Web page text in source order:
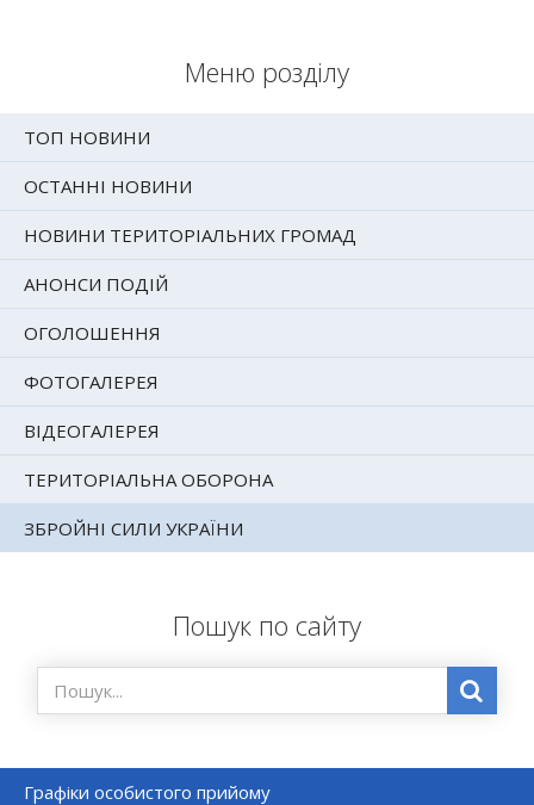
Меню розділу
ТОП НОВИНИ
ОСТАННІ НОВИНИ
НОВИНИ ТЕРИТОРІАЛЬНИХ ГРОМАД
АНОНСИ ПОДІЙ
ОГОЛОШЕННЯ
ФОТОГАЛЕРЕЯ
ВІДЕОГАЛЕРЕЯ
ТЕРИТОРІАЛЬНА ОБОРОНА
ЗБРОЙНІ СИЛИ УКРАЇНИ
Пошук по сайту
Графіки особистого прийому